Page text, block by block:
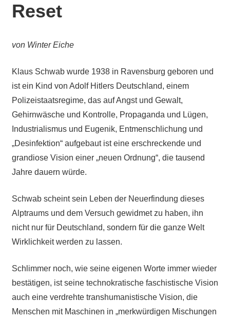
Reset
von Winter Eiche
Klaus Schwab wurde 1938 in Ravensburg geboren und
ist ein Kind von Adolf Hitlers Deutschland, einem
Polizeistaatsregime, das auf Angst und Gewalt,
Gehirnwäsche und Kontrolle, Propaganda und Lügen,
Industrialismus und Eugenik, Entmenschlichung und
„Desinfektion“ aufgebaut ist eine erschreckende und
grandiose Vision einer „neuen Ordnung“, die tausend
Jahre dauern würde.
Schwab scheint sein Leben der Neuerfindung dieses
Alptraums und dem Versuch gewidmet zu haben, ihn
nicht nur für Deutschland, sondern für die ganze Welt
Wirklichkeit werden zu lassen.
Schlimmer noch, wie seine eigenen Worte immer wieder
bestätigen, ist seine technokratische faschistische Vision
auch eine verdrehte transhumanistische Vision, die
Menschen mit Maschinen in „merkwürdigen Mischungen